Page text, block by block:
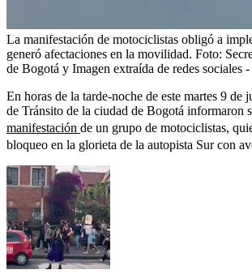
La manifestación de motociclistas obligó a
generó afectaciones en la movilidad. Foto:
de Bogotá y Imagen extraída de redes sociales
En horas de la tarde-noche de este martes 9 de
de Tránsito de la ciudad de Bogotá informaron
manifestación de un grupo de motociclistas,
bloqueo en la glorieta de la autopista Sur con